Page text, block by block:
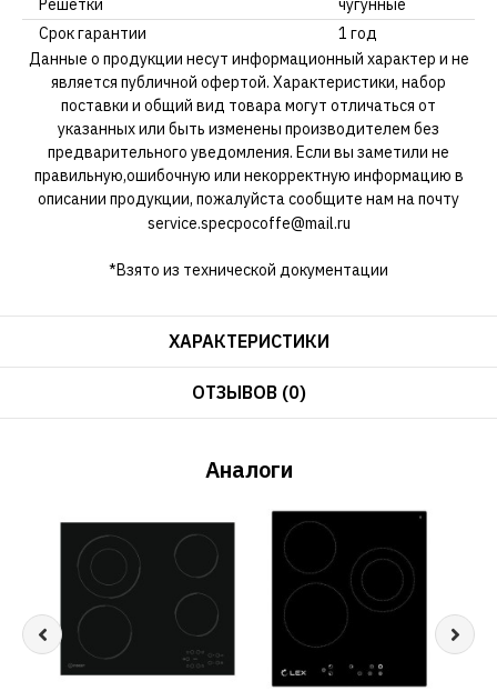
Решетки
чугунные
Срок гарантии
1 год
Данные о продукции несут информационный характер и не
является публичной офертой. Характеристики, набор
поставки и общий вид товара могут отличаться от
указанных или быть изменены производителем без
предварительного уведомления. Если вы заметили не
правильную,ошибочную или некорректную информацию в
описании продукции, пожалуйста сообщите нам на почту
service.specpocoffe@mail.ru
*Взято из технической документации
ХАРАКТЕРИСТИКИ
ОТЗЫВОВ (0)
Аналоги